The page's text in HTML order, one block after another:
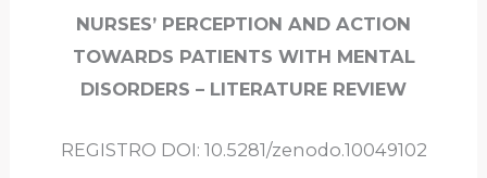
NURSES’ PERCEPTION AND ACTION
TOWARDS PATIENTS WITH MENTAL
DISORDERS – LITERATURE REVIEW
REGISTRO DOI: 10.5281/zenodo.10049102